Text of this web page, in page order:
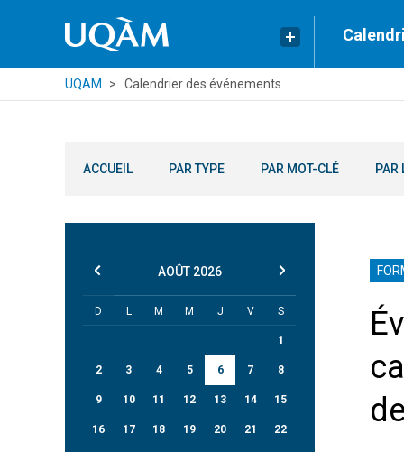
UQAM Calendrier des événements
ACCUEIL PAR TYPE PAR MOT-CLÉ PAR
AOÛT 2026
D L M M J V S
1
2 3 4 5 6 7 8
9 10 11 12 13 14 15
16 17 18 19 20 21 22